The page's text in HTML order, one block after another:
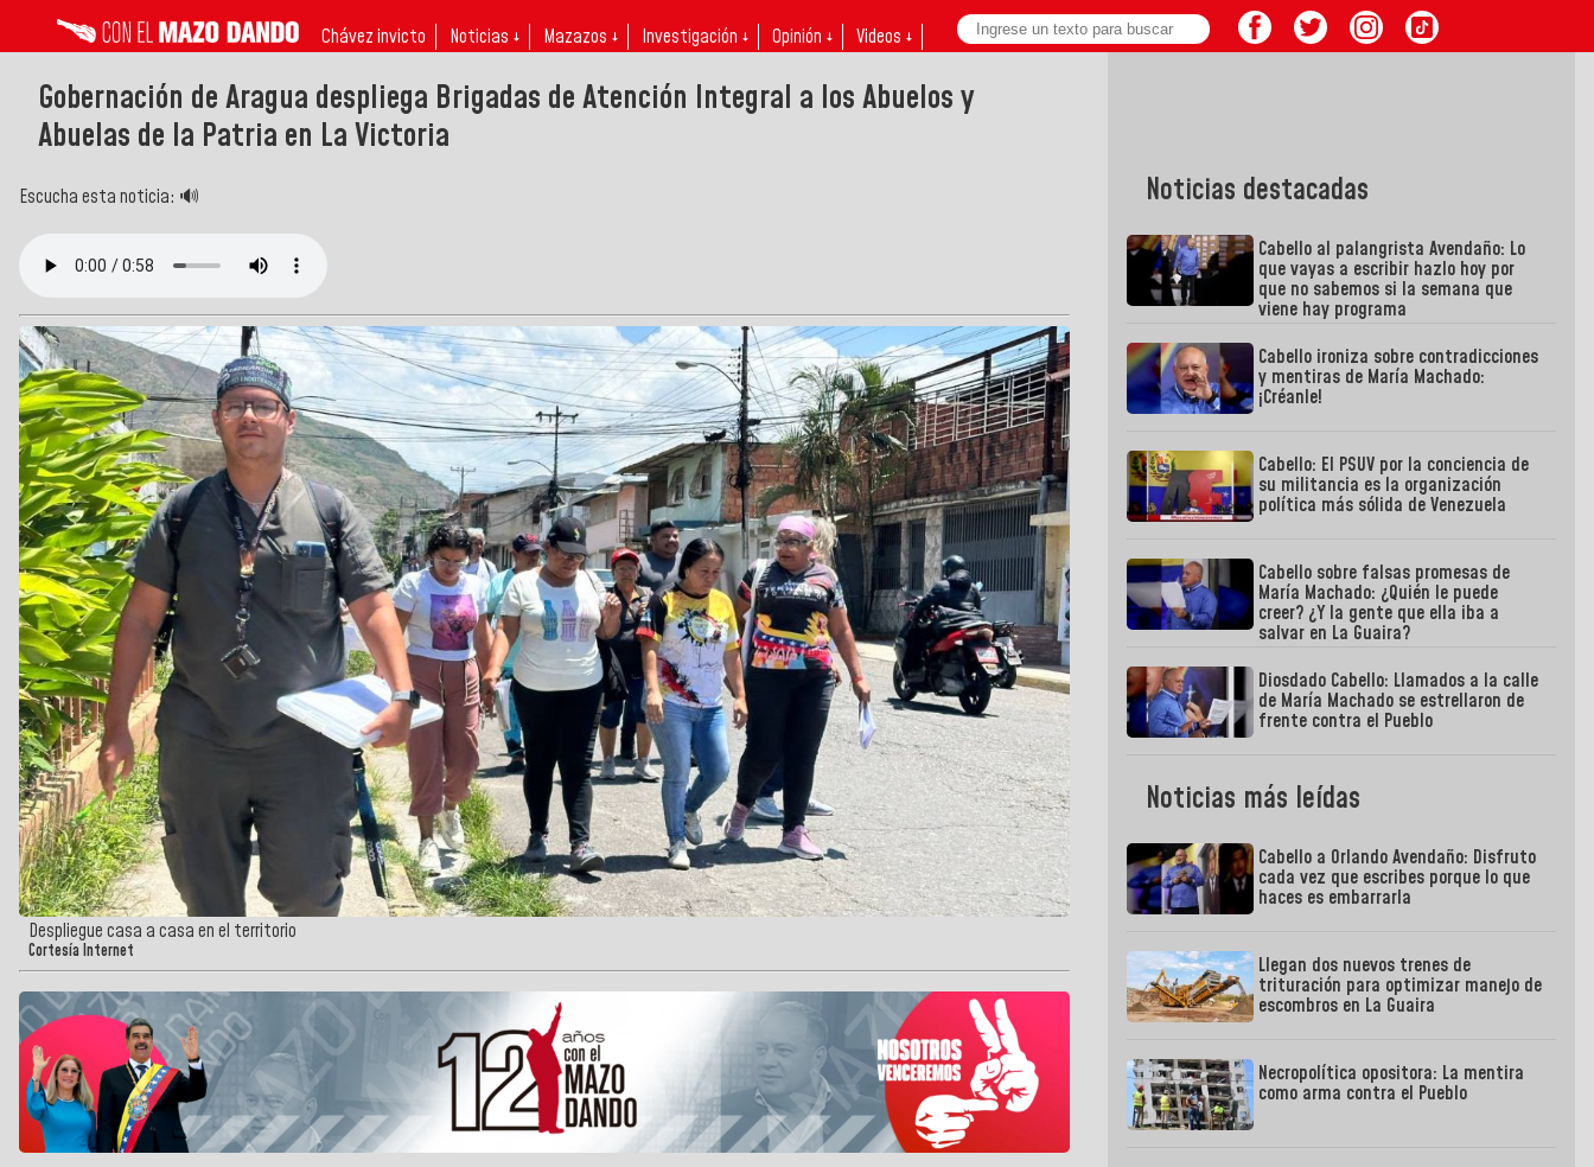
Chávez invicto Noticias ↓ Mazazos ↓ Investigación ↓ Opinión ↓ Videos ↓
Gobernación de Aragua despliega Brigadas de Atención Integral a los Abuelos y
Abuelas de la Patria en La Victoria
Escucha esta noticia: 🔊
Despliegue casa a casa en el territorio
Cortesía Internet
Noticias destacadas
Cabello al palangrista Avendaño: Lo
que vayas a escribir hazlo hoy por
que no sabemos si la semana que
viene hay programa
Cabello ironiza sobre contradicciones
y mentiras de María Machado:
¡Créanle!
Cabello: El PSUV por la conciencia de
su militancia es la organización
política más sólida de Venezuela
Cabello sobre falsas promesas de
María Machado: ¿Quién le puede
creer? ¿Y la gente que ella iba a
salvar en La Guaira?
Diosdado Cabello: Llamados a la calle
de María Machado se estrellaron de
frente contra el Pueblo
Noticias más leídas
Cabello a Orlando Avendaño: Disfruto
cada vez que escribes porque lo que
haces es embarrarla
Llegan dos nuevos trenes de
trituración para optimizar manejo de
escombros en La Guaira
Necropolítica opositora: La mentira
como arma contra el Pueblo